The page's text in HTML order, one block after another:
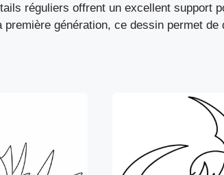
réguliers offrent un excellent support
génération, ce dessin permet